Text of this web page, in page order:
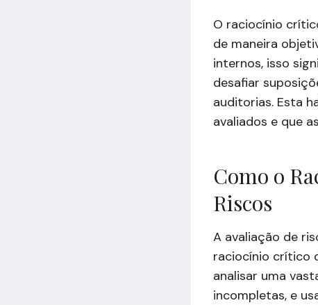
O raciocínio
de maneira
internos, isso
desafiar
auditorias. Esta
avaliados e que
Como o
Riscos
A avaliação de
raciocínio crítico
analisar uma
incompletas, e